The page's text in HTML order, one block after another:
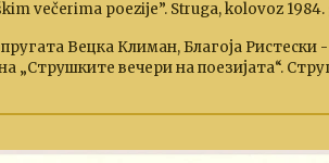
večerima poezije”. Struga, kolovoz
Вецка Климан, Благоја Ристески
„Струшките вечери на поезијата“.